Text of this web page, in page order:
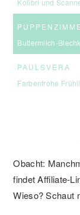
Kolibri und
Buttermilch-
PAULSVERA
Farbenfrohe
Obacht:
findet Affiliate-
Wieso? Schaut